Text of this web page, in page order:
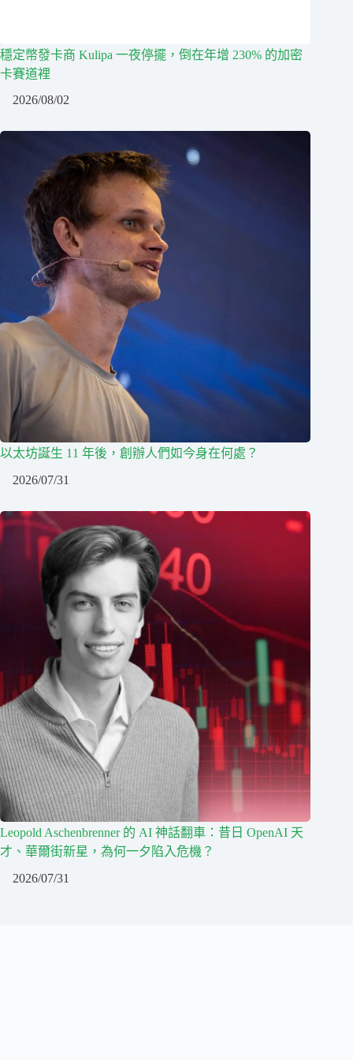
穩定幣發卡商 Kulipa 一夜停擺，倒在年增 230% 的加密
卡賽道裡
2026/08/02
以太坊誕生 11 年後，創辦人們如今身在何處？
2026/07/31
Leopold Aschenbrenner 的 AI 神話翻車：昔日 OpenAI 天
才、華爾街新星，為何一夕陷入危機？
2026/07/31